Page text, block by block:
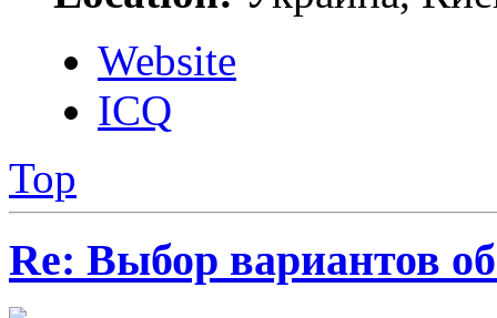
Website
ICQ
Top
Re: Выбор вариантов